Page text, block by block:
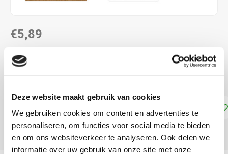
Deze website maakt gebruik van cookies
We gebruiken cookies om content en advertenties te
personaliseren, om functies voor social media te bieden
en om ons websiteverkeer te analyseren. Ook delen we
informatie over uw gebruik van onze site met onze
€5,89
DIRECT LEVERBAAR
Toevoegen aan winkelwagen
DELEN: